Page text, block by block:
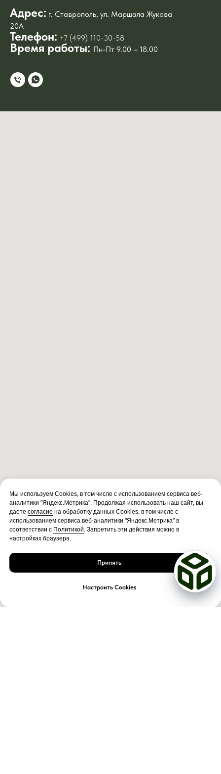
Адрес: г. Ставрополь, ул. Маршала Жукова
20А
Телефон: +7 (499) 110-30-58
Время работы: Пн-Пт 9.00 – 18.00
Мы используем Cookies, в том числе с использованием сервиса веб-
аналитики "Яндекс.Метрика". Продолжая использовать наш сайт, вы
даете согласие на обработку данных Cookies, в том числе с
использованием сервиса веб-аналитики "Яндекс.Метрика" в
соответствии с Политикой. Запретить эти действия можно в
настройках браузера.
Принять
Настроить Cookies